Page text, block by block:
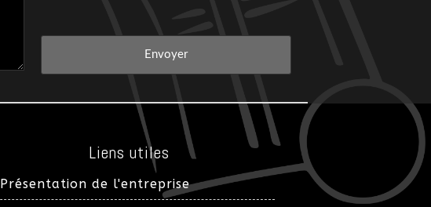
Liens utiles
Présentation de l'entreprise